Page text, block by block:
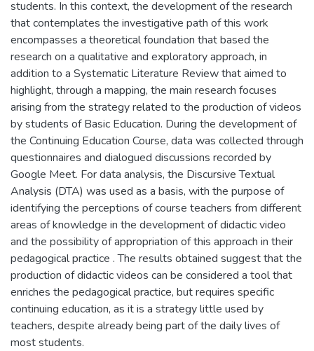
students. In this context, the development of the research
that contemplates the investigative path of this work
encompasses a theoretical foundation that based the
research on a qualitative and exploratory approach, in
addition to a Systematic Literature Review that aimed to
highlight, through a mapping, the main research focuses
arising from the strategy related to the production of videos
by students of Basic Education. During the development of
the Continuing Education Course, data was collected through
questionnaires and dialogued discussions recorded by
Google Meet. For data analysis, the Discursive Textual
Analysis (DTA) was used as a basis, with the purpose of
identifying the perceptions of course teachers from different
areas of knowledge in the development of didactic video
and the possibility of appropriation of this approach in their
pedagogical practice . The results obtained suggest that the
production of didactic videos can be considered a tool that
enriches the pedagogical practice, but requires specific
continuing education, as it is a strategy little used by
teachers, despite already being part of the daily lives of
most students.